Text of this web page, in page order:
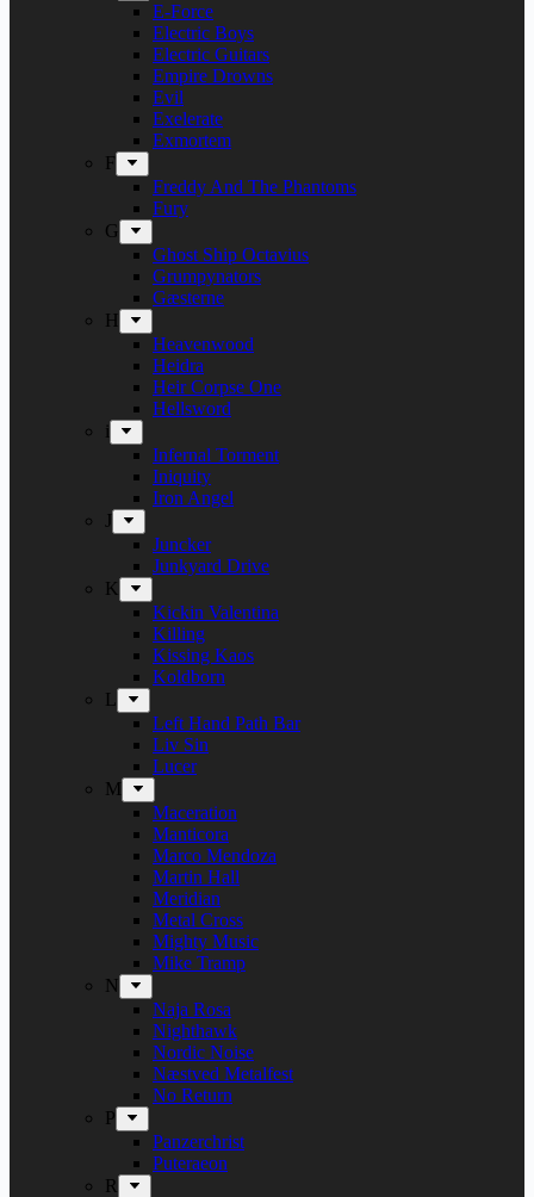
E-Force
Electric Boys
Electric Guitars
Empire Drowns
Evil
Exelerate
Exmortem
F
Freddy And The Phantoms
Fury
G
Ghost Ship Octavius
Grumpynators
Gæsterne
H
Heavenwood
Heidra
Heir Corpse One
Hellsword
i
Infernal Torment
Iniquity
Iron Angel
J
Juncker
Junkyard Drive
K
Kickin Valentina
Killing
Kissing Kaos
Koldborn
L
Left Hand Path Bar
Liv Sin
Lucer
M
Maceration
Manticora
Marco Mendoza
Martin Hall
Meridian
Metal Cross
Mighty Music
Mike Tramp
N
Naja Rosa
Nighthawk
Nordic Noise
Næstved Metalfest
No Return
P
Panzerchrist
Puteraeon
R